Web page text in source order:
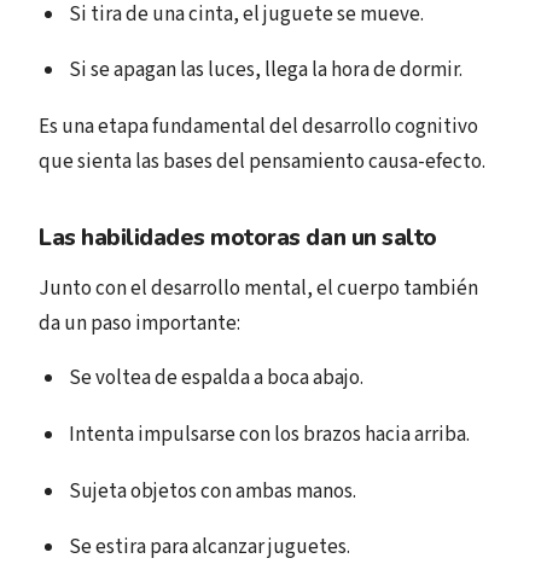
Si tira de una cinta, el juguete se mueve.
Si se apagan las luces, llega la hora de dormir.
Es una etapa fundamental del desarrollo cognitivo
que sienta las bases del pensamiento causa-efecto.
Las habilidades motoras dan un salto
Junto con el desarrollo mental, el cuerpo también
da un paso importante:
Se voltea de espalda a boca abajo.
Intenta impulsarse con los brazos hacia arriba.
Sujeta objetos con ambas manos.
Se estira para alcanzar juguetes.